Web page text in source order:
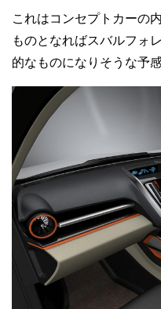
これはコンセプトカーの
ものとなればスバルフォ
的なものになりそうな予